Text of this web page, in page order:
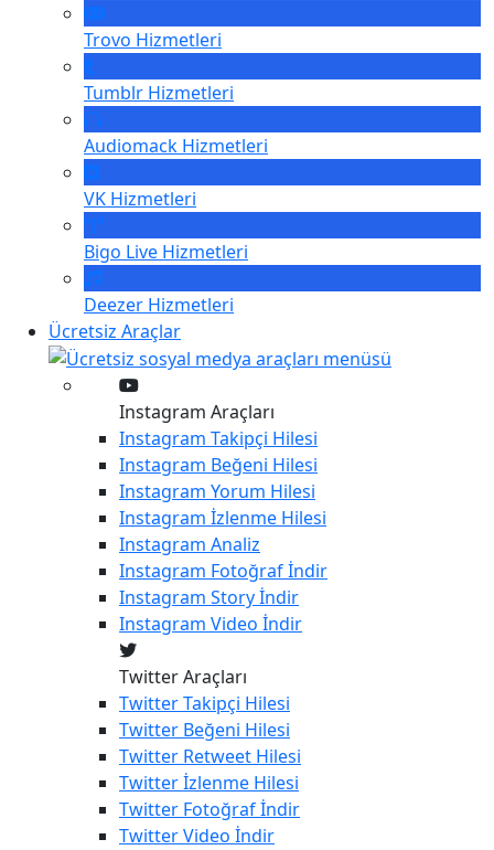
Trovo Hizmetleri
Tumblr Hizmetleri
Audiomack Hizmetleri
VK Hizmetleri
Bigo Live Hizmetleri
Deezer Hizmetleri
Ücretsiz Araçlar
Instagram Araçları
Instagram Takipçi Hilesi
Instagram Beğeni Hilesi
Instagram Yorum Hilesi
Instagram İzlenme Hilesi
Instagram Analiz
Instagram Fotoğraf İndir
Instagram Story İndir
Instagram Video İndir
Twitter Araçları
TwitterTakipçi Hilesi
Twitter Beğeni Hilesi
Twitter Retweet Hilesi
Twitterİzlenme Hilesi
Twitter Fotoğraf İndir
TwitterVideo İndir